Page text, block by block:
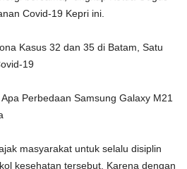
Covid-19 Kepri ini.
Kasus 32 dan 35 di Batam, Satu
19
Perbedaan Samsung Galaxy M21
masyarakat untuk selalu disiplin
kesehatan tersebut. Karena dengan